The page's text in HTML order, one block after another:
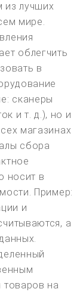
из лучших
мире.
облегчить
в
сканеры
и т. д.), но и
магазинах
сбора
носит в
Пример:
и
а
на